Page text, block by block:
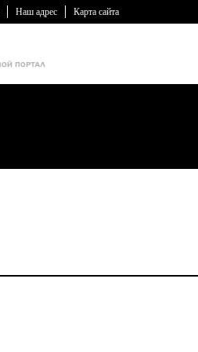
Наш адрес Карта сайта